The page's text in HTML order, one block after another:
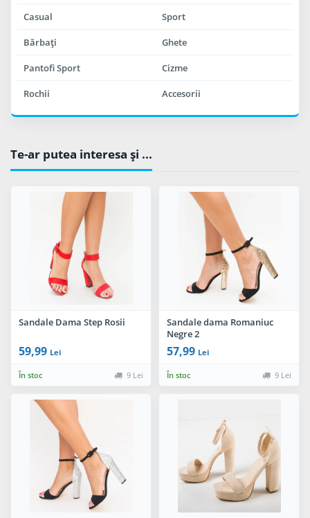
Casual Sport
Bărbaţi Ghete
Pantofi Sport Cizme
Rochii Accesorii
Te-ar putea interesa şi ...
Sandale Dama Step Rosii
59,99 Lei
În stoc 9 Lei
Sandale dama Romaniuc
Negre 2
57,99 Lei
În stoc 9 Lei